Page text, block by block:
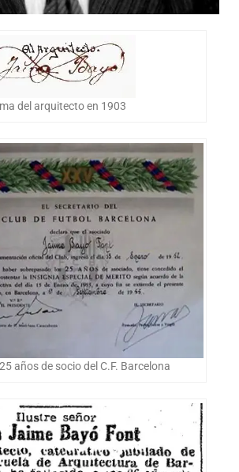
del arquitecto en 1903
años de socio del C.F. Barcelona